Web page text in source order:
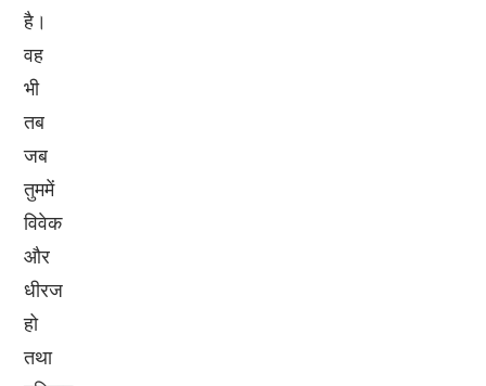
है।
वह
भी
तब
जब
तुममें
विवेक
और
धीरज
हो
तथा